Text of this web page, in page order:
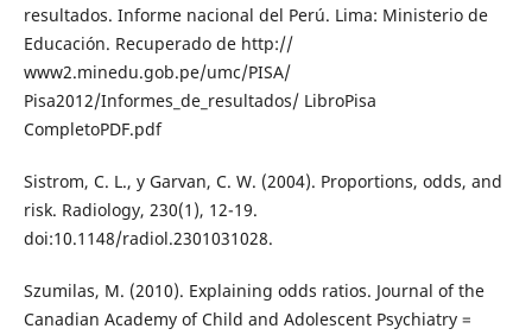
resultados. Informe nacional del Perú. Lima: Ministerio de
Educación. Recuperado de http://
www2.minedu.gob.pe/umc/PISA/
Pisa2012/Informes_de_resultados/ LibroPisa
CompletoPDF.pdf
Sistrom, C. L., y Garvan, C. W. (2004). Proportions, odds, and
risk. Radiology, 230(1), 12-19.
doi:10.1148/radiol.2301031028.
Szumilas, M. (2010). Explaining odds ratios. Journal of the
Canadian Academy of Child and Adolescent Psychiatry =